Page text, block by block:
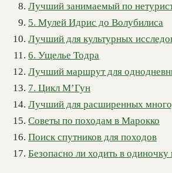
Лучший занимаемый по
5. Мулей Идрис до Волубилиса
Лучший для культурных
6. Ущелье Тодра
Лучший маршрут для
7. Цикл М’Гун
Лучший для расширенных
Советы по походам в Марокко
Поиск спутников для походов
Безопасно ли ходить в